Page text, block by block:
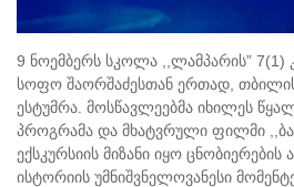
9 ნოემბერს სკოლა ,,ლამპარის”
სოფო შაორშაძესთან ერთად,
ესტუმრა. მოსწავლეებმა იხილეს
პროგრამა და მხატვრული ფილმი
ექსკურსიის მიზანი იყო
ისტორიის უმნიშვნელოვანესი